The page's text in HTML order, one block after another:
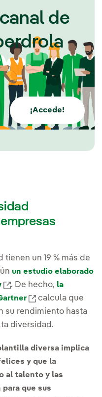
de
¡Accede!
un 19 % más de
un estudio elaborado
. De hecho, la
calcula que
su rendimiento hasta
diversidad.
diversa implica
y que la
al talento y las
que sus